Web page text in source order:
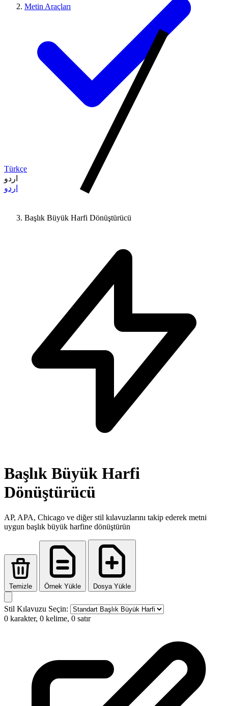
Türkçe
اردو
اردو
Metin Araçları
Başlık Büyük Harfi Dönüştürücü
Başlık Büyük Harfi
Dönüştürücü
AP, APA, Chicago ve diğer stil kılavuzlarını takip ederek metni
uygun başlık büyük harfine dönüştürün
Temizle Örnek Yükle Dosya Yükle
Stil Kılavuzu Seçin:
0 karakter, 0 kelime, 0 satır